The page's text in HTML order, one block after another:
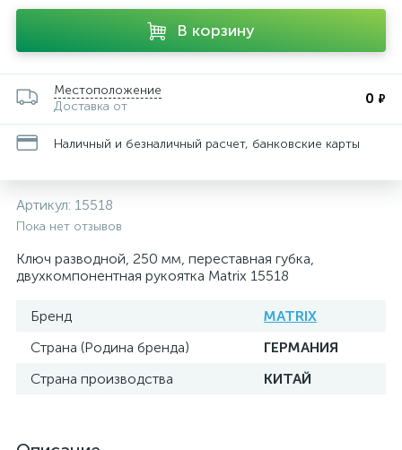
В корзину
Местоположение
Доставка от
0 ₽
Наличный и безналичный расчет, банковские карты
Артикул: 15518
Пока нет отзывов
Ключ разводной, 250 мм, переставная губка,
двухкомпонентная рукоятка Matrix 15518
Бренд
MATRIX
Страна (Родина бренда)
ГЕРМАНИЯ
Страна производства
КИТАЙ